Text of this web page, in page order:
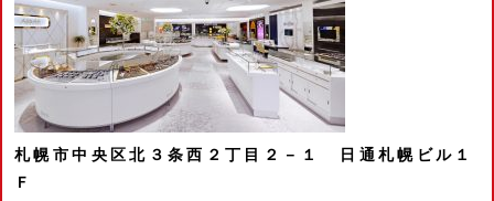
札幌市中央区北３条西２丁目２－１
日通札幌ビル１
Ｆ